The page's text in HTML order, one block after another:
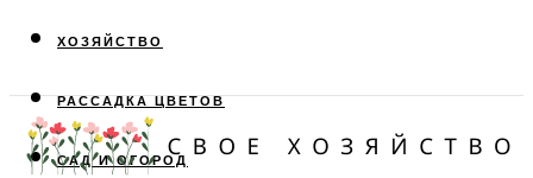
ХОЗЯЙСТВО
РАССАДКА ЦВЕТОВ
САД И ОГОРОД